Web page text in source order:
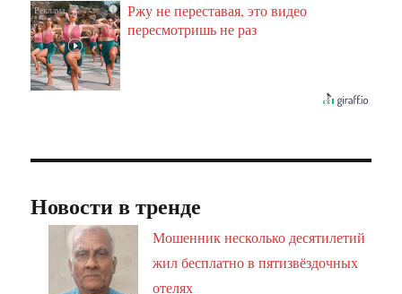
i
Ржу не переставая, это видео
пересмотришь не раз
Новости в тренде
Мошенник несколько десятилетий
жил бесплатно в пятизвёздочных
отелях